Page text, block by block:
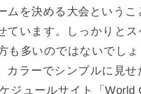
ムを決める大会という
ています。しっかりと
も多いのではないでし
カラーでシンプルに見
ジュールサイト「World